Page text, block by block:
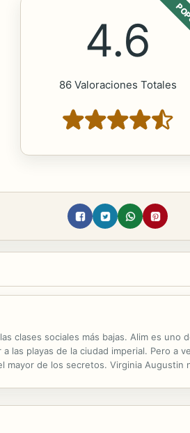
4.6
86 Valoraciones Totales
clases sociales más bajas. Alim es uno
las playas de la ciudad imperial. Pero a
de los secretos. Virginia Augustin